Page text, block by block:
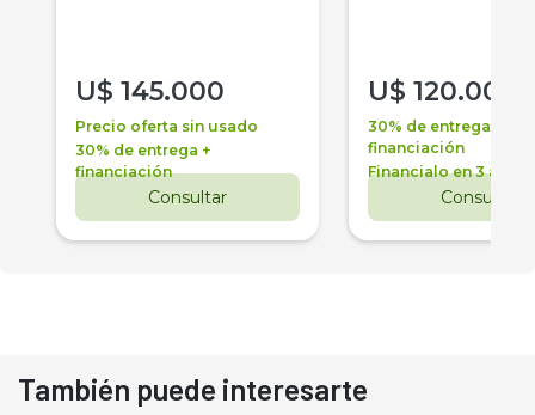
U$ 145.000
Precio oferta sin usado
30% de entrega +
financiación
Consultar
U$ 120.000
30% de entrega +
financiación
Financialo en 3 años
Consultar
También puede interesarte